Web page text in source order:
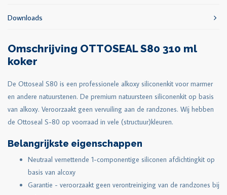
Downloads
Omschrijving OTTOSEAL S80 310 ml
koker
De Ottoseal S80 is een professionele alkoxy siliconenkit voor marmer
en andere natuurstenen. De premium natuursteen siliconenkit op basis
van alkoxy. Veroorzaakt geen vervuiling aan de randzones. Wij hebben
de Ottoseal S-80 op voorraad in vele (structuur)kleuren.
Belangrijkste eigenschappen
Neutraal vernettende 1-componentige siliconen afdichtingkit op
basis van alcoxy
Garantie - veroorzaakt geen verontreiniging van de randzones bij